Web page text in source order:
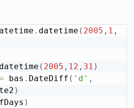
. datetime ( 2005 , 1 ,
datetime ( 2005 , 12 , 31 )
bas . DateDiff ( 'd' ,
)
)